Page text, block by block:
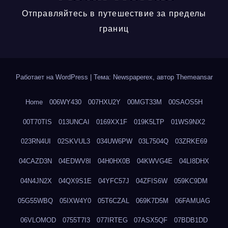
Отправляйтесь в путешествие за пределы
границ
Работает на WordPress Тема: Newspaperex, автор Themeansar
Home 006WY430 007HXU2Y 00MGT33M 00SAOS5H
00T70TIS 013UNCAI 0169XX1F 019K5LTP 01WS9NX2
023RN4UI 02SKVUL3 034UW6PW 03L7504Q 03ZRKE69
04CAZD3N 04EDWV8I 04H0HX0B 04KWVG4E 04LI8DHX
04N4JN2X 04QX9S1E 04YFC57J 04ZFIS6W 059KC9DM
05G55WBQ 05IXW4Y0 05T6CZAL 069K7D5M 06FAMUAG
06VLOMOD 0755T7I3 077IRTEG 07ASX5QF 07BDB1DD